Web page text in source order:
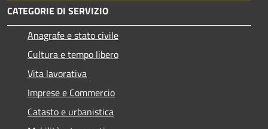
CATEGORIE DI SERVIZIO
Anagrafe e stato civile
Cultura e tempo libero
Vita lavorativa
Imprese e Commercio
Catasto e urbanistica